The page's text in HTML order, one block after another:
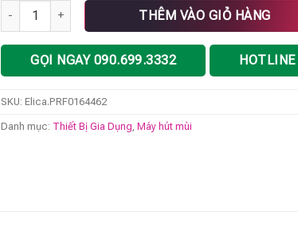
Máy hút mùi Elica BLOOM GR/A/85 PRF0164462 số lượng
THÊM VÀO GIỎ HÀNG
GỌI NGAY 090.699.3332 HOTLINE
SKU:Elica.PRF0164462
Danh mục: Thiết Bị Gia Dụng ,Máy hút mùi